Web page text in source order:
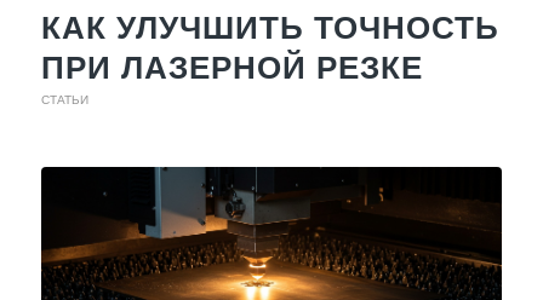
КАК УЛУЧШИТЬ ТОЧНОСТЬ
ПРИ ЛАЗЕРНОЙ РЕЗКЕ
СТАТЬИ